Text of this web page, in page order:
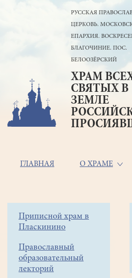
РУССКАЯ
ЦЕРКОВЬ.
ЕПАРХИЯ.
БЛАГОЧИНИЕ. ПОС.
БЕЛООЗЁРСКИЙ
ХРАМ
СВЯТЫХ В
ЗЕМЛЕ
Основная
ГЛАВНАЯ О ХРАМЕ
Боковое
меню
Приписной храм в
Пласкинино
Православный
образовательный
лекторий